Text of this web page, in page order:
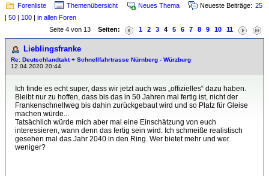
Forenliste Themenübersicht Neues Thema Neueste Beiträge: 25
| 50 | 100 | in allen Foren
Seite 4 von 13 Seiten: 1 2 3 4 5 6 7 8 9 10 11
Lieblingsfranke
Re: Deutschlandtakt + Schnellfahrtrasse Nürnberg - Würzburg
12.04.2020 20:44
Ich finde es echt super, dass wir jetzt auch was „offizielles“ dazu haben.
Bleibt nur zu hoffen, dass bis das in 50 Jahren mal fertig ist, nicht der
Frankenschnellweg bis dahin zurückgebaut wird und so Platz für Gleise
machen würde...
Tatsächlich würde mich aber mal eine Einschätzung von euch
interessieren, wann denn das fertig sein wird. Ich schmeiße realistisch
gesehen mal das Jahr 2040 in den Ring. Wer bietet mehr und wer
weniger?